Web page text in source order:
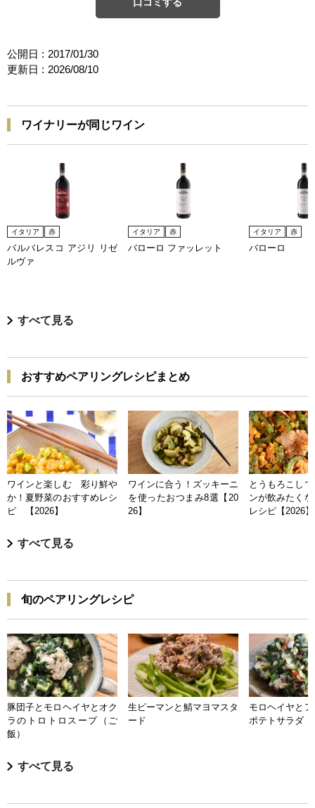
公開日 : 2017/01/30
更新日 : 2026/08/10
ワイナリーが同じワイン
イタリア 赤
バルバレスコ アジリ リゼ
ルヴァ
イタリア 赤
バローロ ファッレット
イタリア 赤
バローロ
すべて見る
おすすめペアリングレシピまとめ
ワインと楽しむ 彩り鮮や
か！夏野菜のおすすめレシ
ピ 【2026】
ワインに合う！ズッキーニ
を使ったおつまみ8選【20
26】
とうもろこし
ンが飲みたく
レシピ【2026】
すべて見る
旬のペアリングレシピ
豚団子とモロヘイヤとオク
ラのトロトロスープ（ご
飯）
生ピーマンと鯖マヨマスタ
ード
モロヘイヤと
ポテトサラダ
すべて見る